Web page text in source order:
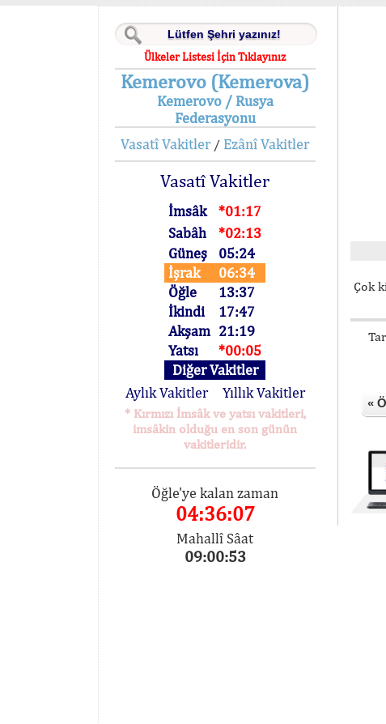
Ülkeler Listesi İçin Tıklayınız
Kemerovo (Kemerova)
Kemerovo / Rusya
Federasyonu
Vasatî Vakitler/ Ezânî Vakitler
Vasatî Vakitler
İmsâk
*01:17
Sabâh
*02:13
Güneş
05:24
İşrak
06:34
Öğle
13:37
İkindi
17:47
Akşam 21:19
Yatsı
*00:05
Diğer Vakitler
Aylık Vakitler
Yıllık Vakitler
* Kırmızı İmsâk ve yatsı vakitleri,
imsâkin olduğu en son günün
vakitleridir.
Öğle'ye kalan zaman
04:36:07
Mahallî Sâat
09:00:53
Çok
«